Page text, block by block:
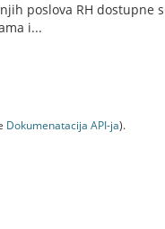
poslova RH dostupne
i...
Dokumenаtаcijа API-jа).